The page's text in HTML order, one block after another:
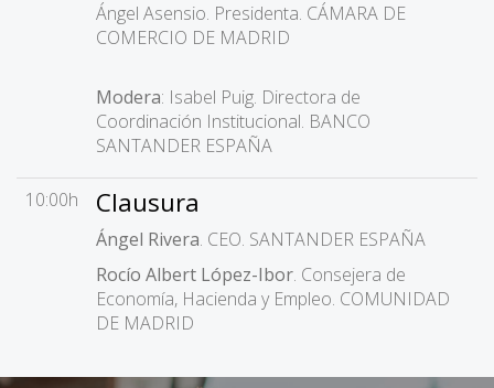
Ángel Asensio. Presidenta. CÁMARA DE
COMERCIO DE MADRID
Modera: Isabel Puig. Directora de
Coordinación Institucional. BANCO
SANTANDER ESPAÑA
10:00h Clausura
Ángel Rivera. CEO. SANTANDER ESPAÑA
Rocío Albert López-Ibor. Consejera de
Economía, Hacienda y Empleo. COMUNIDAD
DE MADRID